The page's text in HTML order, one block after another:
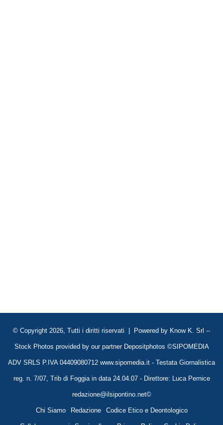
© Copyright 2026, Tutti i diritti riservati | Powered by Know K. Srl --
Stock Photos provided by our partner Depositphotos ©SIPOMEDIA
ADV SRLS P.IVA 04409080712 www.sipomedia.it - Testata Giornalistica
reg. n. 7/07, Trib di Foggia in data 24.04.07 - Direttore: Luca Pernice
redazione@ilsipontino.net©
Chi Siamo Redazione Codice Etico e Deontologico